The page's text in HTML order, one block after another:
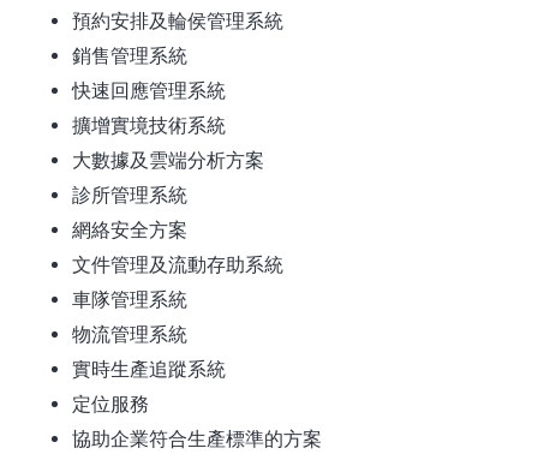
預約安排及輪侯管理系統
銷售管理系統
快速回應管理系統
擴增實境技術系統
大數據及雲端分析方案
診所管理系統
網絡安全方案
文件管理及流動存助系統
車隊管理系統
物流管理系統
實時生產追蹤系統
定位服務
協助企業符合生產標準的方案